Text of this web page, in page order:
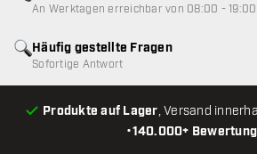
•140.000+
Produkte auf Lager, Versand
Häufig gestellte Fragen
Sofortige Antwort
An Werktagen erreichbar von 08:00 - 19:00